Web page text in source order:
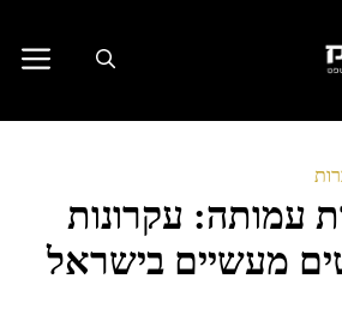
עמותה: עקרונות
מעשיים בישראל